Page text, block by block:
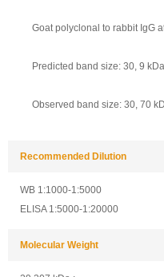
Goat polyclonal to rabbit IgG
Predicted band size: 30, 9 kDa
Observed band size: 30, 70
Recommended Dilution
WB 1:1000-1:5000
ELISA 1:5000-1:20000
Molecular Weight